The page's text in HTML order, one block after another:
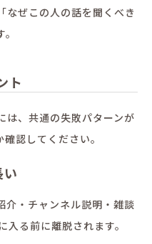
なぜこの人の話を聞くべき
ト
は、共通の失敗パターンが
認してください。
介・チャンネル説明・雑談
る前に離脱されます。